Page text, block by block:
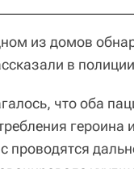
из домов
в
что оба
героина
проводятся